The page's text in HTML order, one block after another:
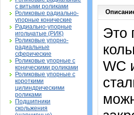
с витыми роликами
Роликовые радиально-
упорные конические
Радиально-упорные
игольчатые (РИК)
Роликовые упорно-
радиальные
сферические
Роликовые упорные с
коническими роликами
Роликовые упорные с
короткими
цилиндрическими
роликами
Подшипники
скольжения
Это
WC